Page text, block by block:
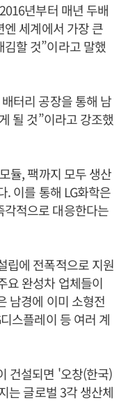
년부터 매년 두배
세계에서 가장 큰
할 것”이라고 말했
터리 공장을 통해 남
될 것”이라고 강조했
듈, 팩까지 모두 생산
. 이를 통해 LG화학은
적으로 대응한다는
립에 전폭적으로 지원
요 완성차 업체들이
남경에 이미 소형전
스플레이 등 여러 계
건설되면 '오창(한국)
는 글로벌 3각 생산체